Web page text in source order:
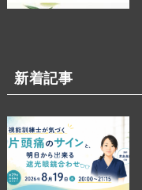
新着記事